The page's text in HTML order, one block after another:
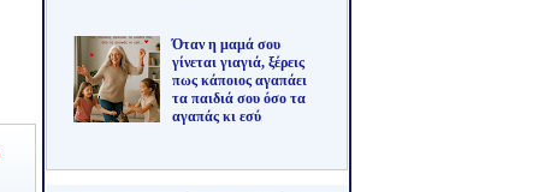
Όταν η μαμά σου
γίνεται γιαγιά, ξέρεις
πως κάποιος αγαπάει
τα παιδιά σου όσο τα
αγαπάς κι εσύ